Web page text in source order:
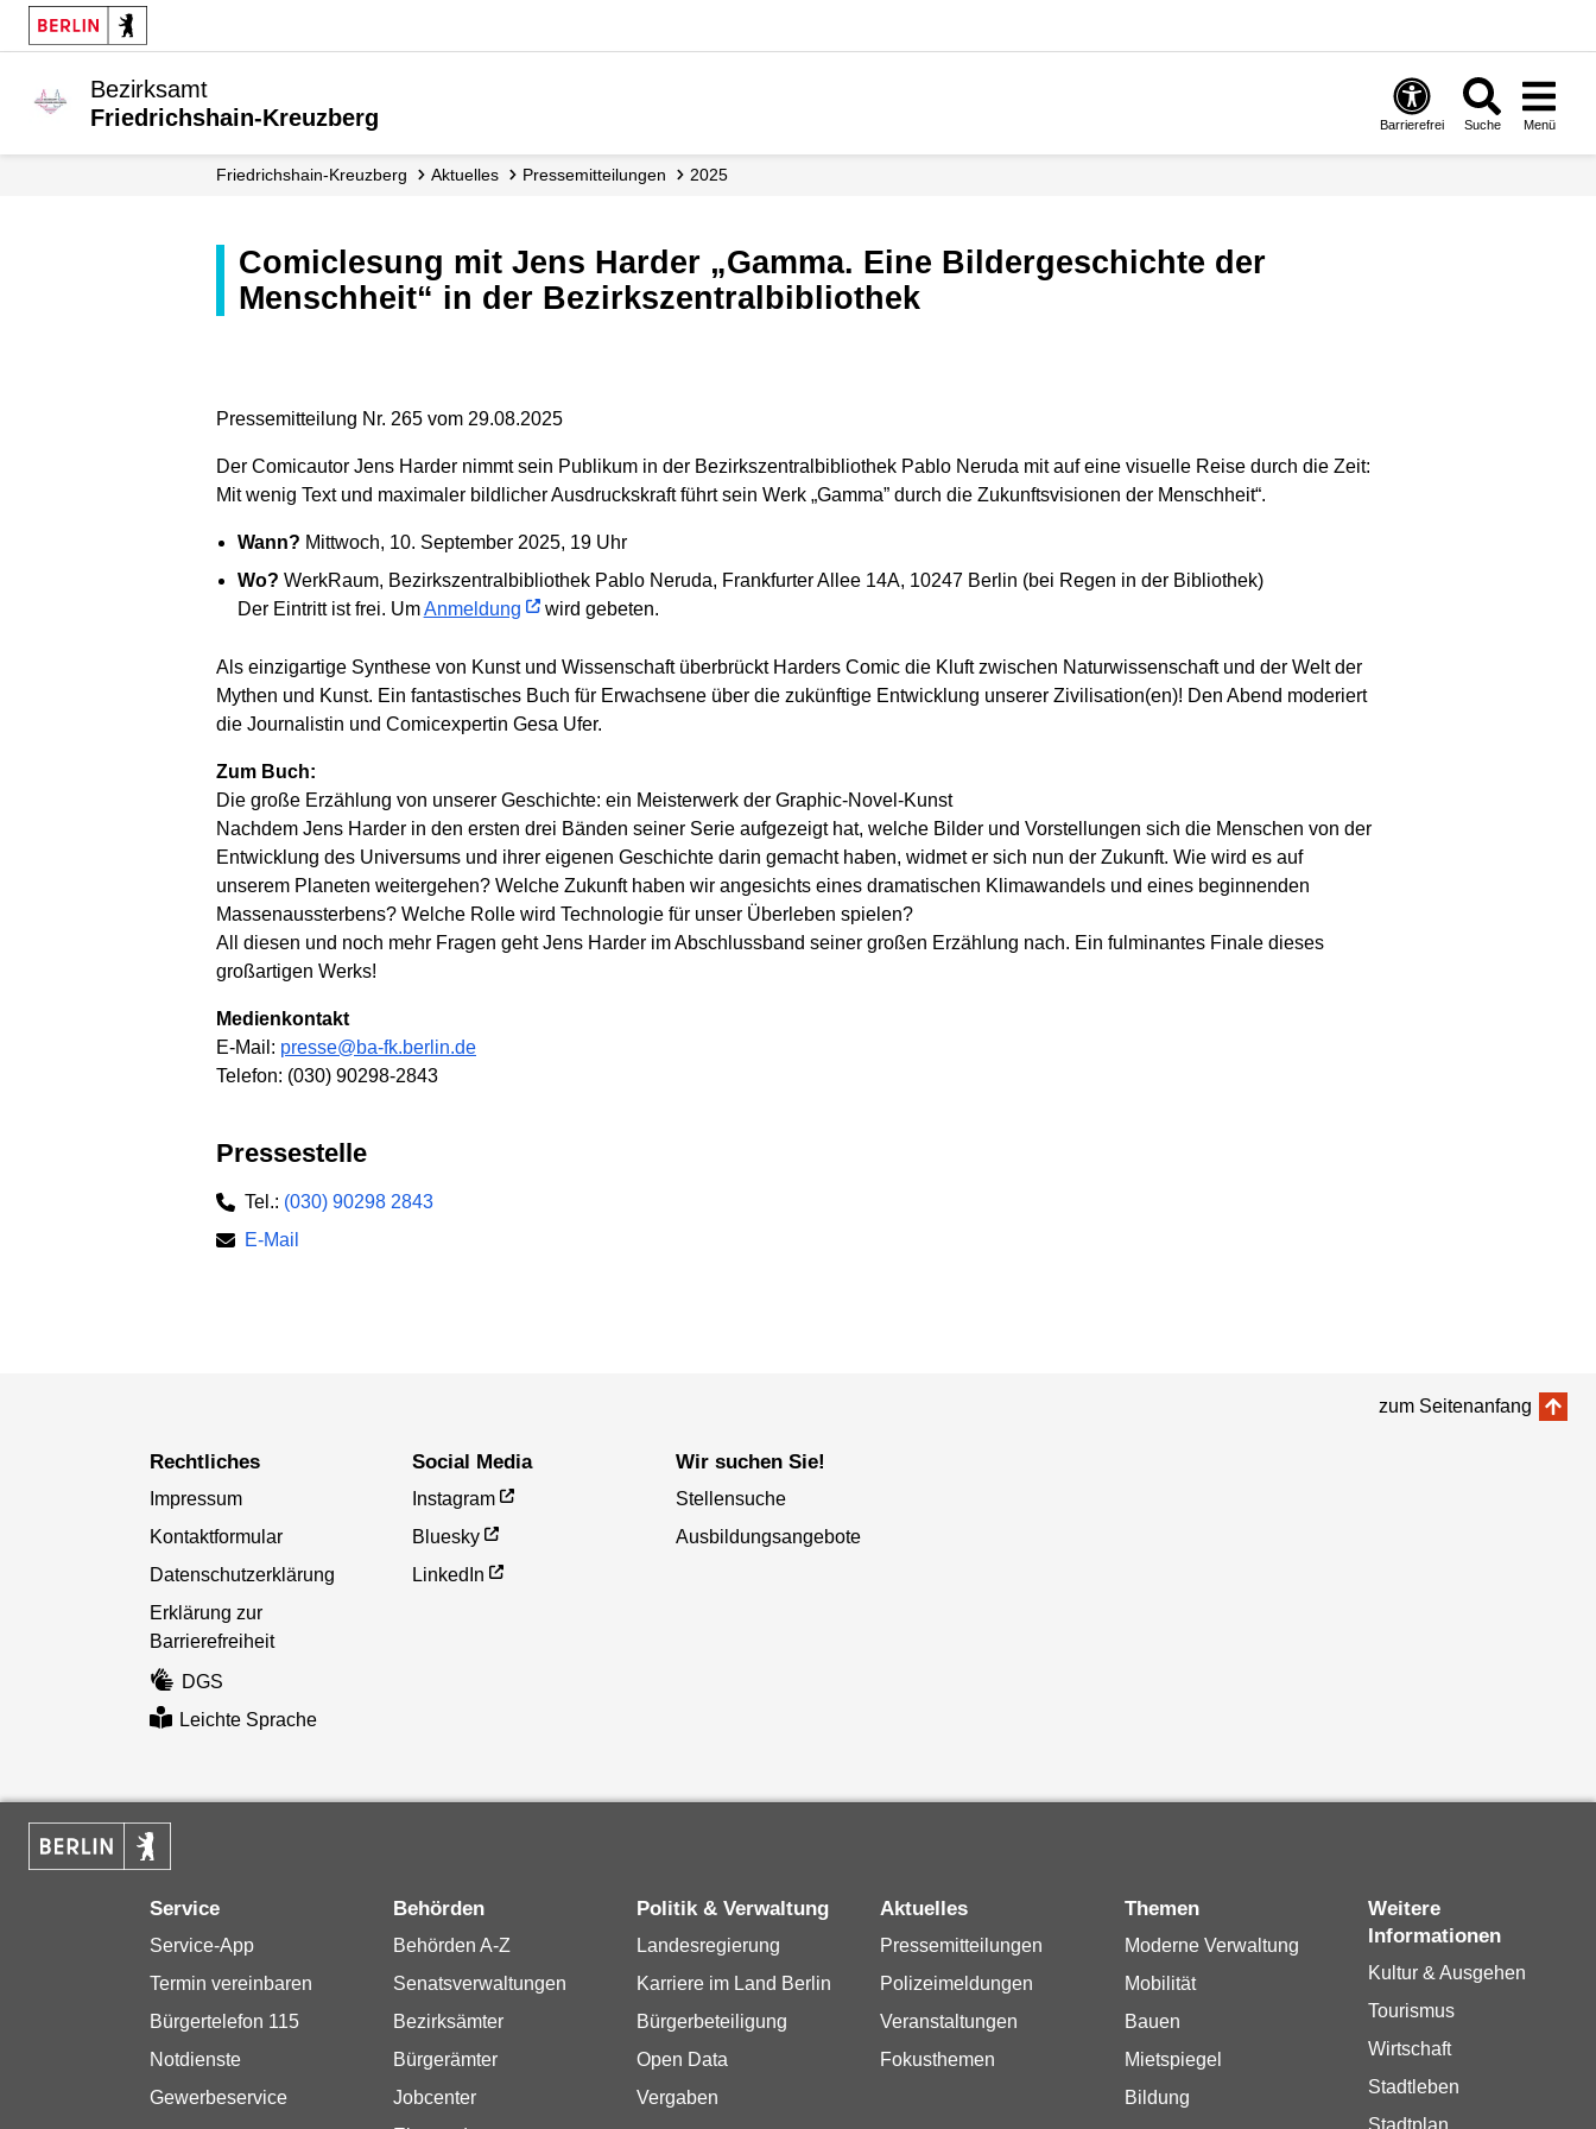
Bezirksamt
Friedrichshain-Kreuzberg
Barrierefrei Suche Menü
Friedrichshain-Kreuzberg Aktuelles Presse­mitteilungen 2025
Comiclesung mit Jens Harder „Gamma. Eine Bildergeschichte der
Menschheit“ in der Bezirkszentralbibliothek
Pressemitteilung Nr. 265 vom 29.08.2025
Der Comicautor Jens Harder nimmt sein Publikum in der Bezirkszentralbibliothek Pablo Neruda mit auf eine visuelle Reise durch die Zeit:
Mit wenig Text und maximaler bildlicher Ausdruckskraft führt sein Werk „Gamma” durch die Zukunftsvisionen der Menschheit“.
Wann? Mittwoch, 10. September 2025, 19 Uhr
Wo? WerkRaum, Bezirkszentralbibliothek Pablo Neruda, Frankfurter Allee 14A, 10247 Berlin (bei Regen in der Bibliothek)
Der Eintritt ist frei. UmAnmeldung wird gebeten.
Als einzigartige Synthese von Kunst und Wissenschaft überbrückt Harders Comic die Kluft zwischen Naturwissenschaft und der Welt der
Mythen und Kunst. Ein fantastisches Buch für Erwachsene über die zukünftige Entwicklung unserer Zivilisation(en)! Den Abend moderiert
die Journalistin und Comicexpertin Gesa Ufer.
Zum Buch:
Die große Erzählung von unserer Geschichte: ein Meisterwerk der Graphic-Novel-Kunst
Nachdem Jens Harder in den ersten drei Bänden seiner Serie aufgezeigt hat, welche Bilder und Vorstellungen sich die Menschen von der
Entwicklung des Universums und ihrer eigenen Geschichte darin gemacht haben, widmet er sich nun der Zukunft. Wie wird es auf
unserem Planeten weitergehen? Welche Zukunft haben wir angesichts eines dramatischen Klimawandels und eines beginnenden
Massenaussterbens? Welche Rolle wird Technologie für unser Überleben spielen?
All diesen und noch mehr Fragen geht Jens Harder im Abschlussband seiner großen Erzählung nach. Ein fulminantes Finale dieses
großartigen Werks!
Medienkontakt
E-Mail: presse@ba-fk.berlin.de
Telefon: (030) 90298-2843
Pressestelle
Tel.: (030) 90298 2843
E-Mail
zum Seitenanfang
Rechtliches
Impressum
Kontaktformular
Datenschutzerklärung
Erklärung zur
Barrierefreiheit
DGS
Leichte Sprache
Social Media
Instagram
Bluesky
LinkedIn
Wir suchen Sie!
Stellensuche
Ausbildungsangebote
Service
Service-App
Termin vereinbaren
Bürgertelefon 115
Notdienste
Gewerbeservice
Behörden
Behörden A-Z
Senatsverwaltungen
Bezirksämter
Bürgerämter
Jobcenter
Politik & Verwaltung
Landesregierung
Karriere im Land Berlin
Bürgerbeteiligung
Open Data
Vergaben
Aktuelles
Pressemitteilungen
Polizeimeldungen
Veranstaltungen
Fokusthemen
Themen
Moderne Verwaltung
Mobilität
Bauen
Mietspiegel
Bildung
Weitere
Informationen
Kultur & Ausgehen
Tourismus
Wirtschaft
Stadtleben
Stadtplan